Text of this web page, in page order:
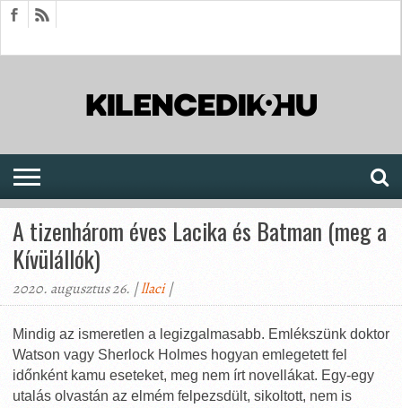
A tizenhárom éves Lacika és Batman (meg a
Kívülállók)
2020. augusztus 26. |llaci|
Mindig az ismeretlen a legizgalmasabb. Emlékszünk doktor
Watson vagy Sherlock Holmes hogyan emlegetett fel
időnként kamu eseteket, meg nem írt novellákat. Egy-egy
utalás olvastán az elmém felpezsdült, sikoltott, nem is